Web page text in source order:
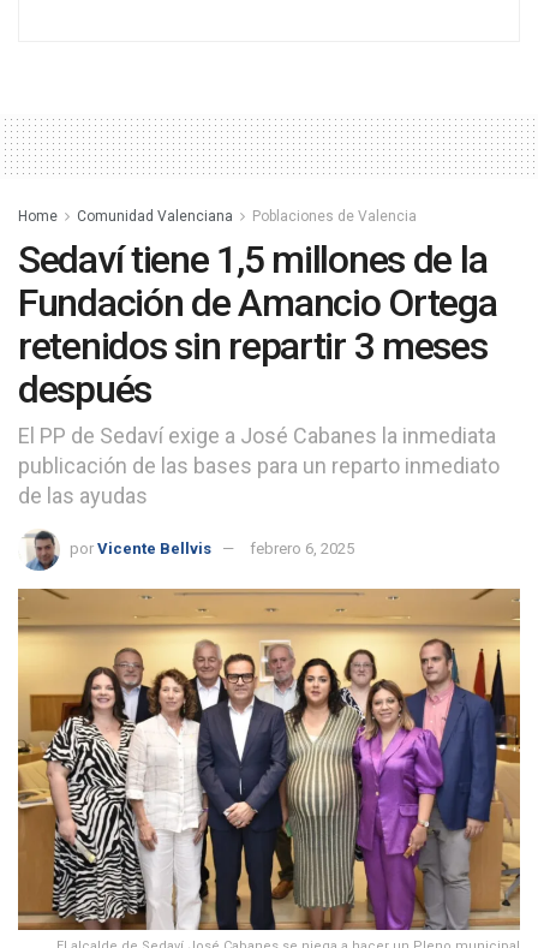
Home Comunidad Valenciana Poblaciones de Valencia
Sedaví tiene 1,5 millones de la
Fundación de Amancio Ortega
retenidos sin repartir 3 meses
después
El PP de Sedaví exige a José Cabanes la inmediata
publicación de las bases para un reparto inmediato
de las ayudas
por Vicente Bellvis febrero 6, 2025